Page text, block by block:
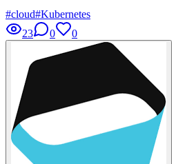
#cloud#Kubernetes
23
0 0